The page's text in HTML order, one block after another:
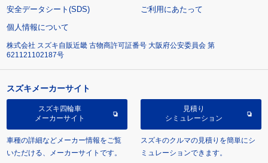
安全データシート(SDS)
ご利用にあたって
個人情報について
株式会社 スズキ自販近畿 古物商許可証番号 大阪府公安委員会 第
621121102187号
スズキメーカーサイト
スズキ四輪車
メーカーサイト
車種の詳細などメーカー情報をご覧
いただける、メーカーサイトです。
見積り
シミュレーション
スズキのクルマの見積りを簡単にシ
ミュレーションできます。